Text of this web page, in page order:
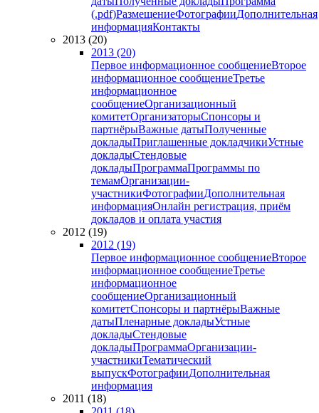
(.pdf)РазмещениеФотографииДополнительная
информацияКонтакты
2013 (20)
2013 (20)
Первое информационное сообщениеВторое
информационное сообщениеТретье
информационное
сообщениеОрганизационный
комитетОрганизаторыСпонсоры и
партнёрыВажные датыПолученные
докладыПриглашенные докладчикиУстные
докладыСтендовые
докладыПрограммаПрограммы по
темамОрганизации-
участникиФотографииДополнительная
информацияОнлайн регистрация, приём
докладов и оплата участия
2012 (19)
2012 (19)
Первое информационное сообщениеВторое
информационное сообщениеТретье
информационное
сообщениеОрганизационный
комитетСпонсоры и партнёрыВажные
датыПленарные докладыУстные
докладыСтендовые
докладыПрограммаОрганизации-
участникиТематический
выпускФотографииДополнительная
информация
2011 (18)